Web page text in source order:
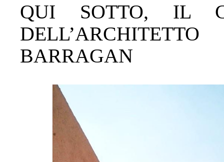
QUI SOTTO, IL
BARRAGAN